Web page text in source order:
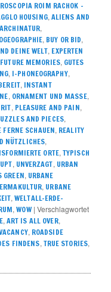
ROIM RACHOK –
HOUSING, ALIENS AND
ARCHINATUR,
, BUY OR BID,
DEINE WELT, EXPERTEN
FUTURE MEMORIES, GUTES
, I-PHONEOGRAPHY,
, INSTANT
, ORNAMENT UND MASSE,
, PLEASURE AND PAIN,
AND PIECES,
SCHAUEN, REALITY
NÜTZLICHES,
ORTE, TYPISCH
, UNVERZAGT, URBAN
, URBANE
, URBANE
,WELTALL-ERDE-
,WOW | Verschlagwortet
, ART IS ALL OVER,
, ROADSIDE
FINDENS, TRUE STORIES,